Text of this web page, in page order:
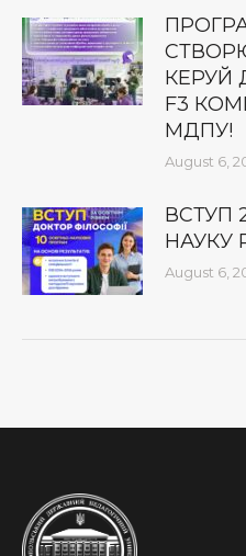
КЕРУЙ
F3
МДПУ!
August 6,
ВСТУП
НАУКУ
August 6,